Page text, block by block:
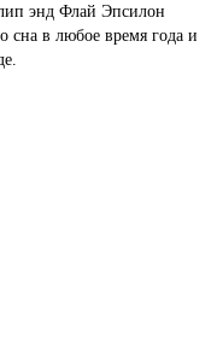
энд Флай Эпсилон
сна в любое время года и